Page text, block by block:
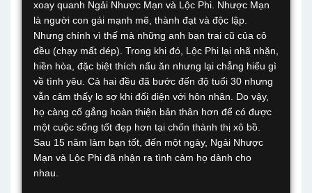
xoay quanh Ngải Nhược Mạn và Lộc Phi. Nhược Mạn
là người con gái mạnh mẽ, thành đạt và độc lập.
Nhưng chính vì thế mà những anh bạn trai cũ của cô
đều (chạy mất dép). Trong khi đó, Lộc Phi lại nhã nhặn,
hiền hòa, đặc biệt thích nấu ăn nhưng lại chẳng hiểu gì
về tình yêu. Cả hai đều đã bước đến độ tuổi 30 nhưng
vẫn cảm thấy lo sợ khi đối diện với hôn nhân. Do vậy,
họ càng cố gắng hoàn thiện bản thân hơn để có được
một cuộc sống tốt đẹp hơn tại chốn thành thị xô bồ.
Sau 15 năm làm bạn tốt, đến một ngày, Ngải Nhược
Mạn và Lộc Phi đã nhận ra tình cảm họ dành cho
nhau.